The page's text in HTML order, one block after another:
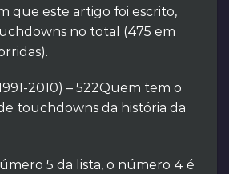
que este artigo foi escrito,
no total (475 em
2010) – 522Quem tem o
touchdowns da história da
5 da lista, o número 4 é